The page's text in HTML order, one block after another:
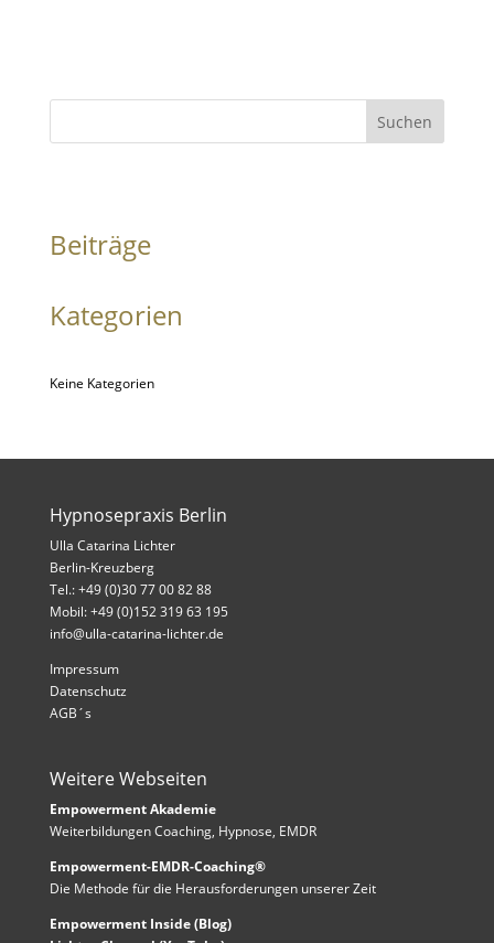
Suchen
Beiträge
Kategorien
Keine Kategorien
Hypnosepraxis Berlin
Ulla Catarina Lichter
Berlin-Kreuzberg
Tel.: +49 (0)30 77 00 82 88
Mobil: +49 (0)152 319 63 195
info@ulla-catarina-lichter.de
Impressum
Datenschutz
AGB´s
Weitere Webseiten
Empowerment Akademie
Weiterbildungen Coaching, Hypnose, EMDR
Empowerment-EMDR-Coaching®
Die Methode für die Herausforderungen unserer Zeit
Empowerment Inside (Blog)